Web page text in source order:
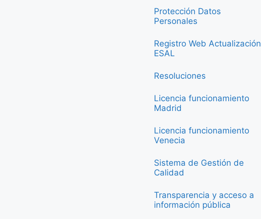
Protección Datos
Personales
Registro Web Actualización
ESAL
Resoluciones
Licencia funcionamiento
Madrid
Licencia funcionamiento
Venecia
Sistema de Gestión de
Calidad
Transparencia y acceso a
información pública